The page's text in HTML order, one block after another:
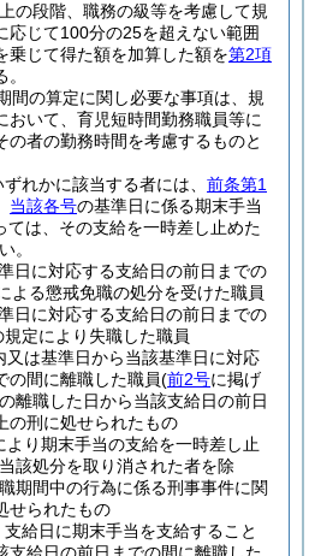
の段階、職務の級等を考慮して規
応じて100分の25を超えない範囲
乗じて得た額を加算した額を第2項
間の算定に関し必要な事項は、規
おいて、育児短時間勤務職員等に
の者の勤務時間を考慮するものと
れかに該当する者には、 前条第1
当該各号の基準日に係る期末手当
ては、その支給を一時差し止めた
。
日に対応する支給日の前日までの
よる懲戒免職の処分を受けた職員
日に対応する支給日の前日までの
定により失職した職員
又は基準日から当該基準日に対応
の間に離職した職員(前2号に掲げ
離職した日から当該支給日の前日
の刑に処せられたもの
より期末手当の支給を一時差し止
該処分を取り消された者を除
期間中の行為に係る刑事事件に関
せられたもの
給日に期末手当を支給すること